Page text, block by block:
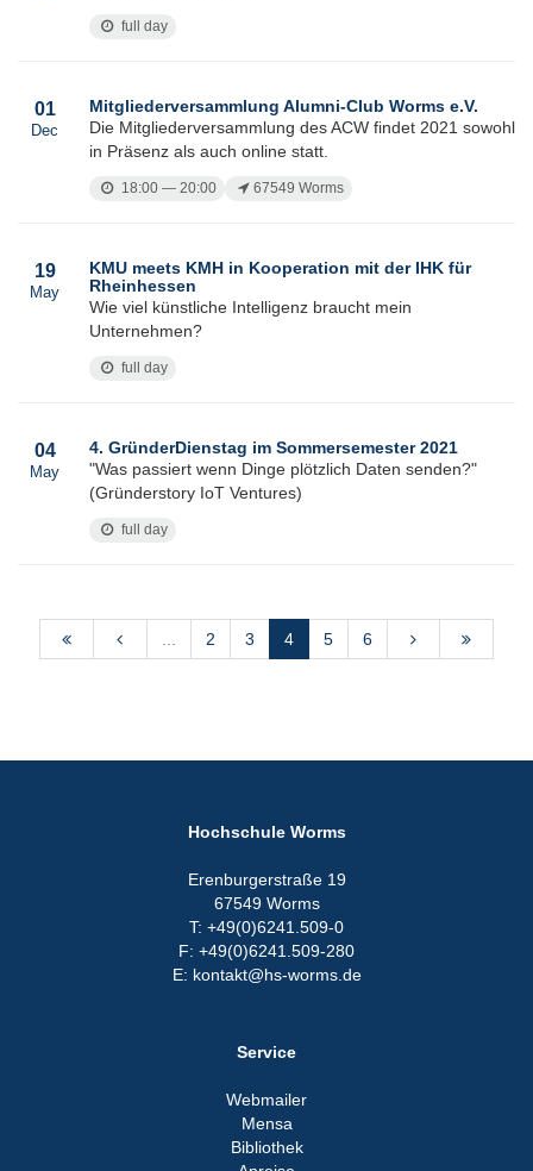
full day
01
Dec
Mitgliederversammlung Alumni-Club Worms e.V.
Die Mitgliederversammlung des ACW findet 2021 sowohl
in Präsenz als auch online statt.
18:00 — 20:00 67549 Worms
19
May
KMU meets KMH in Kooperation mit der IHK für
Rheinhessen
Wie viel künstliche Intelligenz braucht mein
Unternehmen?
full day
04
May
4. GründerDienstag im Sommersemester 2021
"Was passiert wenn Dinge plötzlich Daten senden?"
(Gründerstory IoT Ventures)
full day
2 3 4 5 6
Hochschule Worms
Erenburgerstraße 19
67549 Worms
T: +49(0)6241.509-0
F: +49(0)6241.509-280
E: kontakt@hs-worms.de
Service
Webmailer
Mensa
Bibliothek